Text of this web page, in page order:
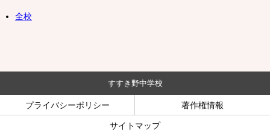
全校
すすき野中学校
プライバシーポリシー 著作権情報
サイトマップ